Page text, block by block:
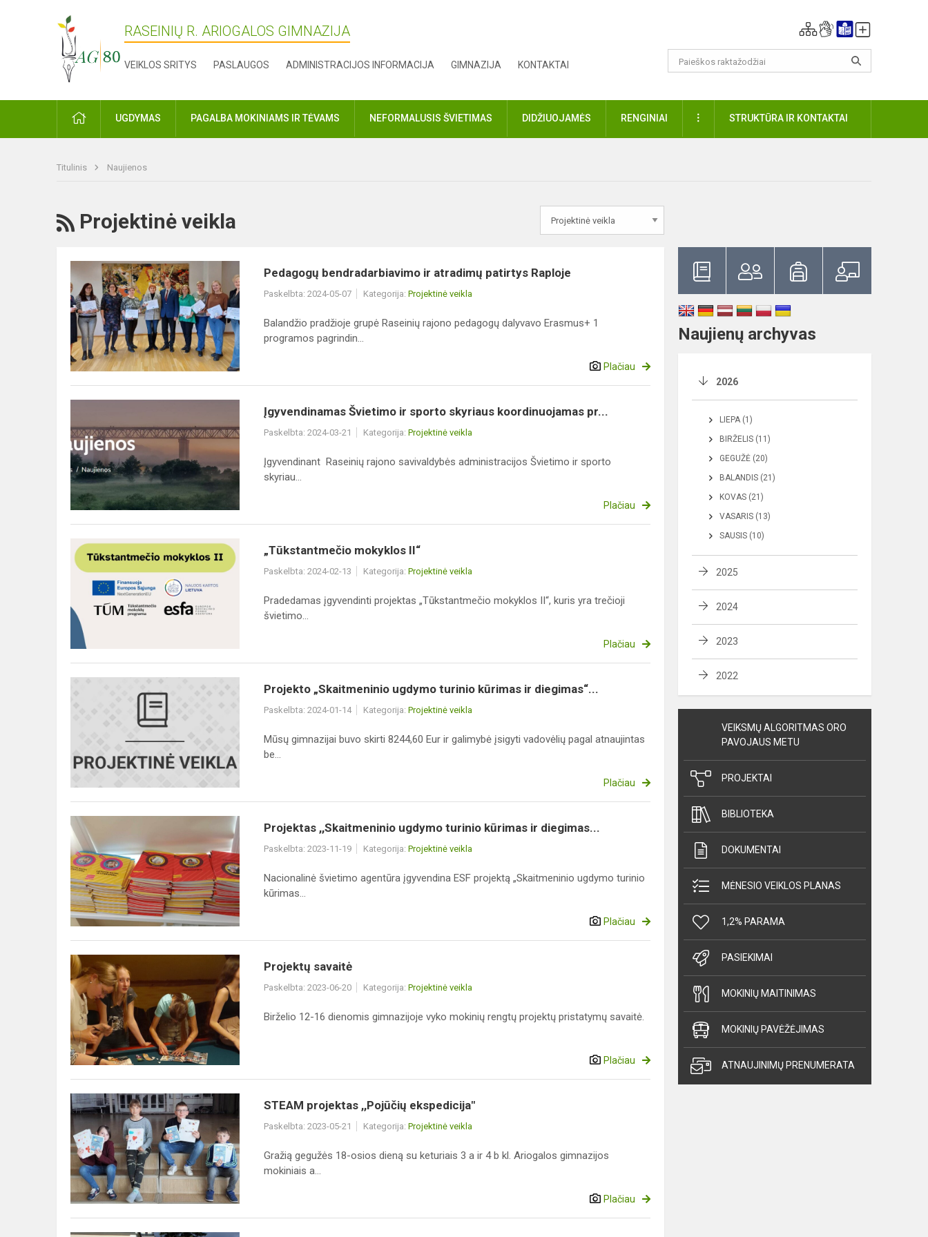
RASEINIŲ R. ARIOGALOS GIMNAZIJA
VEIKLOS SRITYS PASLAUGOS ADMINISTRACIJOS INFORMACIJA GIMNAZIJA KONTAKTAI
PRADŽIAUGDYMAS PAGALBA MOKINIAMS IR TĖVAMS NEFORMALUSIS ŠVIETIMAS DIDŽIUOJAMĖS RENGINIAI DAUGIAUSTRUKTŪRA IR KONTAKTAI
Titulinis Naujienos
RSS
Projektinė veikla
Pedagogų
bendradarbiavimo
ir
atradimų
patirtys
Raploje
Pedagogų bendradarbiavimo ir atradimų patirtys Raploje
Paskelbta: 2024-05-07 Kategorija: Projektinė veikla
Balandžio pradžioje grupė Raseinių rajono pedagogų dalyvavo Erasmus+ 1
programos pagrindin...
Plačiau
Švietimo
ir
sporto
skyriaus
koordinuojamas
pr...
Įgyvendinamas Švietimo ir sporto skyriaus koordinuojamas pr...
Paskelbta: 2024-03-21 Kategorija: Projektinė veikla
Įgyvendinant Raseinių rajono savivaldybės administracijos Švietimo ir sporto
skyriau...
Plačiau
„Tūkstantmečio
mokyklos
„Tūkstantmečio mokyklos II“
Paskelbta: 2024-02-13 Kategorija: Projektinė veikla
Pradedamas įgyvendinti projektas „Tūkstantmečio mokyklos II“, kuris yra trečioji
švietimo...
Plačiau
ir
Projekto „Skaitmeninio ugdymo turinio kūrimas ir diegimas“...
Paskelbta: 2024-01-14 Kategorija: Projektinė veikla
Mūsų gimnazijai buvo skirti 8244,60 Eur ir galimybė įsigyti vadovėlių pagal atnaujintas
be...
Plačiau
Projektas
,,Skaitmeninio
ugdymo
turinio
kūrimas
ir
diegimas...
Projektas ,,Skaitmeninio ugdymo turinio kūrimas ir diegimas...
Paskelbta: 2023-11-19 Kategorija: Projektinė veikla
Nacionalinė švietimo agentūra įgyvendina ESF projektą „Skaitmeninio ugdymo turinio
kūrimas...
Plačiau
Projektų
savaitė
Projektų savaitė
Paskelbta: 2023-06-20 Kategorija: Projektinė veikla
Birželio 12-16 dienomis gimnazijoje vyko mokinių rengtų projektų pristatymų savaitė.
Plačiau
STEAM
projektas
,,Pojūčių
ekspedicija"
STEAM projektas ,,Pojūčių ekspedicija"
Paskelbta: 2023-05-21 Kategorija: Projektinė veikla
Gražią gegužės 18-osios dieną su keturiais 3 a ir 4 b kl. Ariogalos gimnazijos
mokiniais a...
Plačiau
Naujienų archyvas
2026
LIEPA (1)
BIRŽELIS (11)
GEGUŽĖ (20)
BALANDIS (21)
KOVAS (21)
VASARIS (13)
SAUSIS (10)
2025
2024
2023
2022
VEIKSMŲ ALGORITMAS ORO
PAVOJAUS METU
PROJEKTAI
BIBLIOTEKA
DOKUMENTAI
MĖNESIO VEIKLOS PLANAS
1,2% PARAMA
PASIEKIMAI
MOKINIŲ MAITINIMAS
MOKINIŲ PAVĖŽĖJIMAS
ATNAUJINIMŲ PRENUMERATA